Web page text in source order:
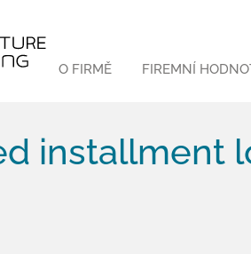
O FIRMĚ FIREMNÍ
installment